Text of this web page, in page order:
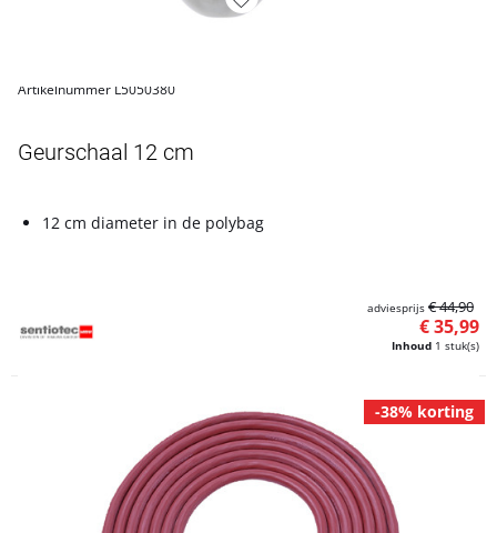
Artikelnummer L5050380
Geurschaal 12 cm
12 cm diameter in de polybag
Inhoud 1 stuk(s)
€ 35,99
adviesprijs € 44,90
-38% korting